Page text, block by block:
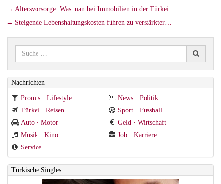
Altersvorsorge: Was man bei Immobilien in der Türkei…
Steigende Lebenshaltungskosten führen zu verstärkter…
Nachrichten
Promis · Lifestyle
News · Politik
Türkei · Reisen
Sport · Fussball
Auto · Motor
Geld · Wirtschaft
Musik · Kino
Job · Karriere
Service
Türkische Singles